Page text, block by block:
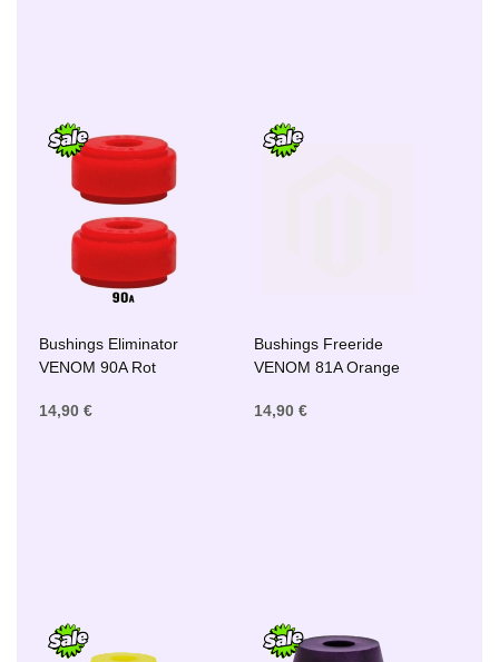
Bushings Eliminator
VENOM 90A Rot
14,90 €
Bushings Freeride
VENOM 81A Orange
14,90 €